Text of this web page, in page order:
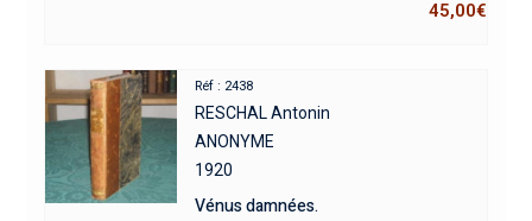
45,00€
Réf : 2438
RESCHAL Antonin
ANONYME
1920
Vénus damnées.